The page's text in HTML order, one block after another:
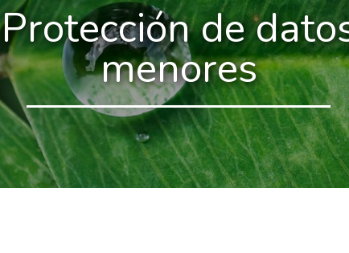
Protección de
menores